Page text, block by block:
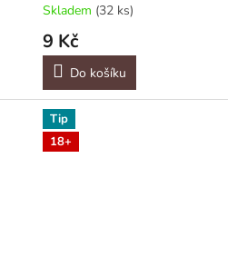
Skladem (32 ks)
9 Kč
Do košíku
Tip
18+